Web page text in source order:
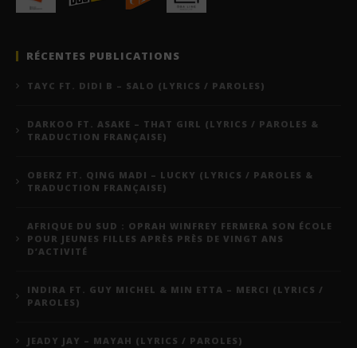
RÉCENTES PUBLICATIONS
TAYC FT. DIDI B – SALO (LYRICS / PAROLES)
DARKOO FT. ASAKE – THAT GIRL (LYRICS / PAROLES &
TRADUCTION FRANÇAISE)
OBERZ FT. QING MADI – LUCKY (LYRICS / PAROLES &
TRADUCTION FRANÇAISE)
AFRIQUE DU SUD : OPRAH WINFREY FERMERA SON ÉCOLE
POUR JEUNES FILLES APRÈS PRÈS DE VINGT ANS
D’ACTIVITÉ
INDIRA FT. GUY MICHEL & MIN ETTA – MERCI (LYRICS /
PAROLES)
JEADY JAY – MAYAH (LYRICS / PAROLES)